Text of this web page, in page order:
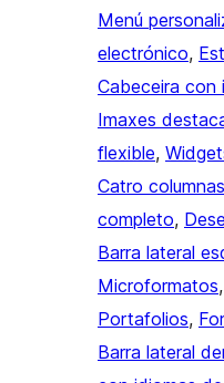
Menú
electrónico,
Cabeceira con
Imaxes
flexible,
Catro columnas
completo,
Barra lateral
Microformatos,
Portafolios,
Barra lateral